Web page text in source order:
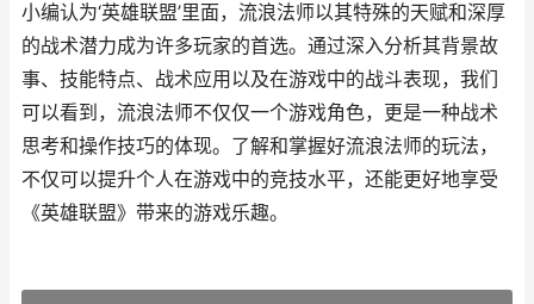
小编认为‘英雄联盟’里面，流浪法师以其特殊的天赋和深厚
的战术潜力成为许多玩家的首选。通过深入分析其背景故
事、技能特点、战术应用以及在游戏中的战斗表现，我们
可以看到，流浪法师不仅仅一个游戏角色，更是一种战术
思考和操作技巧的体现。了解和掌握好流浪法师的玩法，
不仅可以提升个人在游戏中的竞技水平，还能更好地享受
《英雄联盟》带来的游戏乐趣。